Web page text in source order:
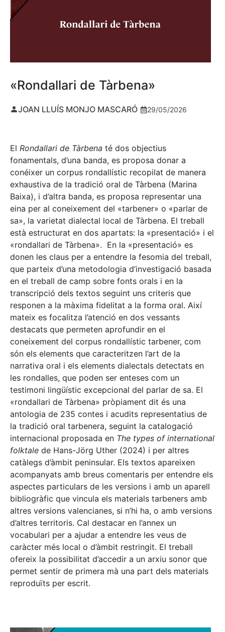
«Rondallari de Tàrbena»
JOAN LLUÍS MONJO MASCARÓ 29/05/2026
El Rondallari de Tàrbena té dos objectius
fonamentals, d’una banda, es proposa donar a
conéixer un corpus rondallístic recopilat de manera
exhaustiva de la tradició oral de Tàrbena (Marina
Baixa), i d’altra banda, es proposa representar una
eina per al coneixement del «tarbener» o «parlar de
sa», la varietat dialectal local de Tàrbena. El treball
està estructurat en dos apartats: la «presentació» i el
«rondallari de Tàrbena». En la «presentació» es
donen les claus per a entendre la fesomia del treball,
que parteix d’una metodologia d’investigació basada
en el treball de camp sobre fonts orals i en la
transcripció dels textos seguint uns criteris que
responen a la màxima fidelitat a la forma oral. Així
mateix es focalitza l’atenció en dos vessants
destacats que permeten aprofundir en el
coneixement del corpus rondallístic tarbener, com
són els elements que caracteritzen l’art de la
narrativa oral i els elements dialectals detectats en
les rondalles, que poden ser enteses com un
testimoni lingüístic excepcional del parlar de sa. El
«rondallari de Tàrbena» pròpiament dit és una
antologia de 235 contes i acudits representatius de
la tradició oral tarbenera, seguint la catalogació
internacional proposada en The types of international
folktale de Hans-Jörg Uther (2024) i per altres
catàlegs d’àmbit peninsular. Els textos apareixen
acompanyats amb breus comentaris per entendre els
aspectes particulars de les versions i amb un aparell
bibliogràfic que vincula els materials tarbeners amb
altres versions valencianes, si n’hi ha, o amb versions
d’altres territoris. Cal destacar en l’annex un
vocabulari per a ajudar a entendre les veus de
caràcter més local o d’àmbit restringit. El treball
ofereix la possibilitat d’accedir a un arxiu sonor que
permet sentir de primera mà una part dels materials
reproduïts per escrit.